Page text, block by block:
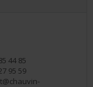
44 85
95 59